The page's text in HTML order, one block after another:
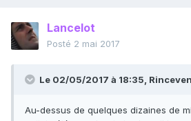
Lancelot
Posté 2 mai 2017
Le 02/05/2017 à 18:35,
Au-dessus de quelques dizaines de